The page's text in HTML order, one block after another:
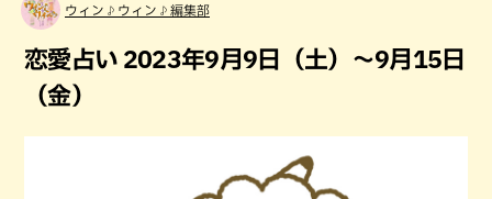
ウィン♪ウィン♪編集部
恋愛占い 2023年9月9日（土）～9月15日
（金）